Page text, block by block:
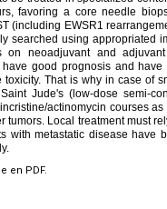
favoring a core needle
(including EWSR1
searched using appropriated
on neoadjuvant and
good prognosis and
That is why in case of
Jude's (low-dose semi-
actinomycin courses
tumors. Local treatment must
with metastatic disease have
en PDF.